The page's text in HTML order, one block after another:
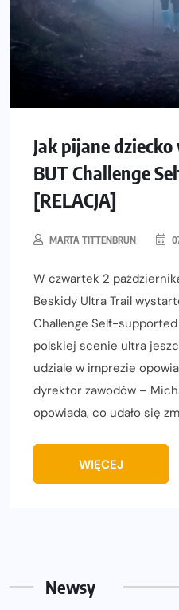
Jak pijane
BUT Challenge
[RELACJA]
MARTA TITTENBRUN
W czwartek 2
Beskidy Ultra Trail
Challenge Self-
polskiej scenie ultra
udziale w imprezie
dyrektor zawodów –
opowiada, co udało się
WIĘCEJ
Newsy